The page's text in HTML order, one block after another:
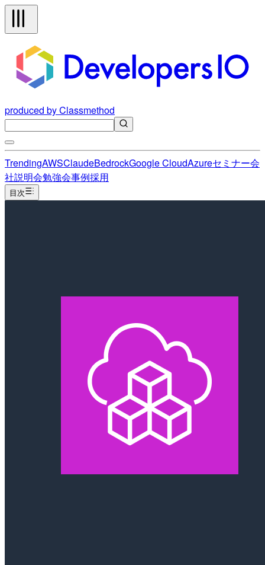
produced by Classmethod
TrendingAWSClaudeBedrockGoogle CloudAzureセミナー会
社説明会勉強会事例採用
目次